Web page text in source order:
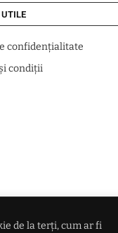
de la terți, cum ar fi
confidențialitate
condiții